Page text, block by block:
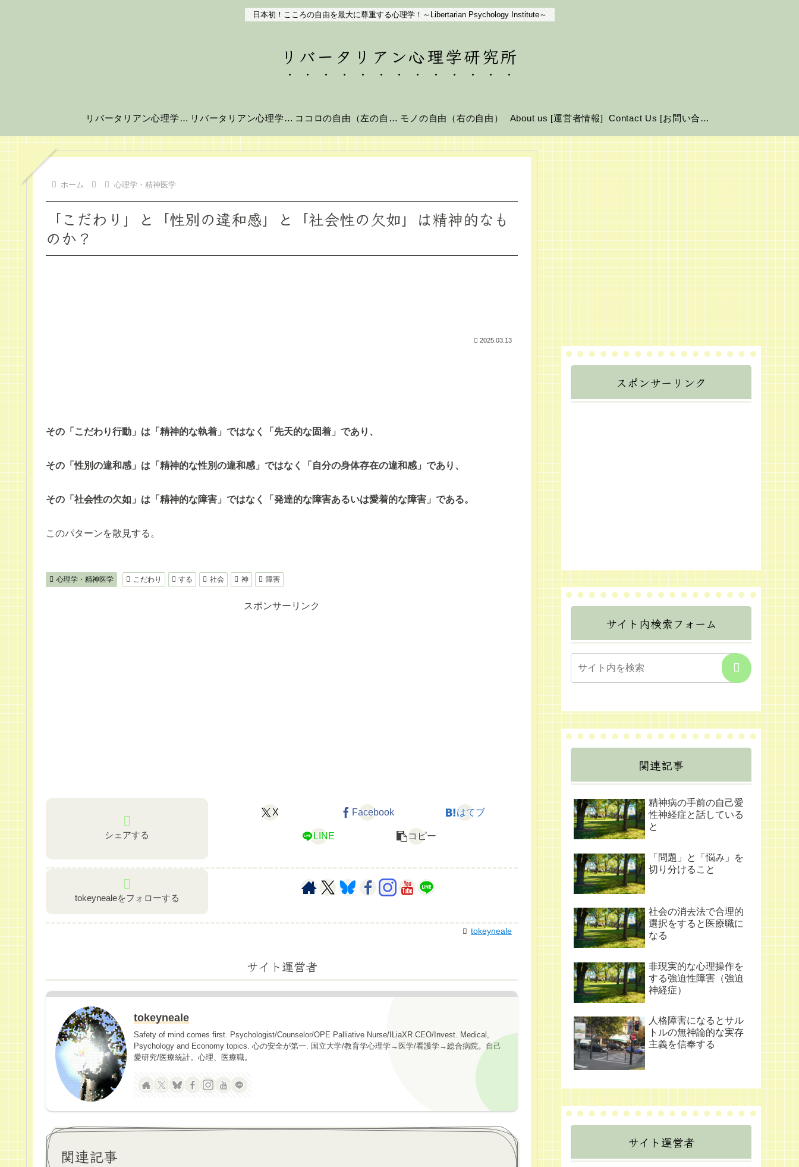
日本初！こころの自由を最大に尊重する心理学！～Libertarian Psychology Institute～
リバータリアン心理学研究所
リバータリアン心理学の世界へようこそ！ リバータリアン心理学とは？ ココロの自由（左の自由） モノの自由（右の自由） About us [運営者情報] Contact Us [お問い合わせ]
ホーム 心理学・精神医学
「こだわり」と「性別の違和感」と「社会性の欠如」は精神的なも
のか？
2025.03.13
その「こだわり行動」は「精神的な執着」ではなく「先天的な固着」であり、
その「性別の違和感」は「精神的な性別の違和感」ではなく「自分の身体存在の違和感」であり、
その「社会性の欠如」は「精神的な障害」ではなく「発達的な障害あるいは愛着的な障害」である。
このパターンを散見する。
心理学・精神医学 こだわり する 社会 神 障害
スポンサーリンク
シェアする
X Facebook はてブ
LINE コピー
tokeynealeをフォローする
tokeyneale
サイト運営者
tokeyneale
Safety of mind comes first. Psychologist/Counselor/OPE Palliative Nurse/ILiaXR CEO/Invest. Medical,
Psychology and Economy topics. 心の安全が第一. 国立大学/教育学心理学→医学/看護学→総合病院。自己
愛研究/医療統計。心理、医療職。
関連記事
スポンサーリンク
サイト内検索フォーム
関連記事
精神病の手前の自己愛
性神経症と話している
と
「問題」と「悩み」を
切り分けること
社会の消去法で合理的
選択をすると医療職に
なる
非現実的な心理操作を
する強迫性障害（強迫
神経症）
人格障害になるとサル
トルの無神論的な実存
主義を信奉する
サイト運営者